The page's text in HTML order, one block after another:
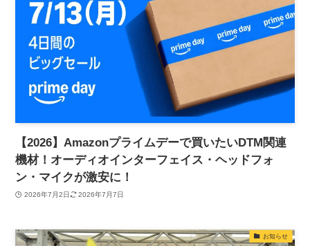
【2026】Amazonプライムデーで買いたいDTM関連
機材！オーディオインターフェイス・ヘッドフォ
ン・マイクが激安に！
2026年7月2日 2026年7月7日
お知らせ